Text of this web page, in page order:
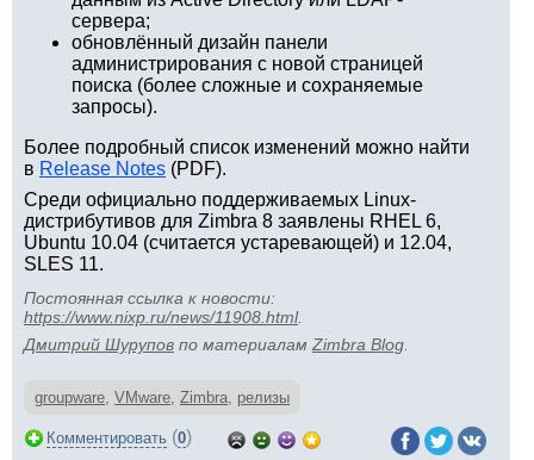
сервера;
обновлённый дизайн панели
администрирования с новой страницей
поиска (более сложные и сохраняемые
запросы).
Более подробный список изменений можно найти
в Release Notes (PDF).
Среди официально поддерживаемых Linux-
дистрибутивов для Zimbra 8 заявлены RHEL 6,
Ubuntu 10.04 (считается устаревающей) и 12.04,
SLES 11.
Постоянная ссылка к новости:
https://www.nixp.ru/news/11908.html.
Дмитрий Шурупов по материалам Zimbra Blog
groupware, VMware, Zimbra, релизы
Комментировать (0)